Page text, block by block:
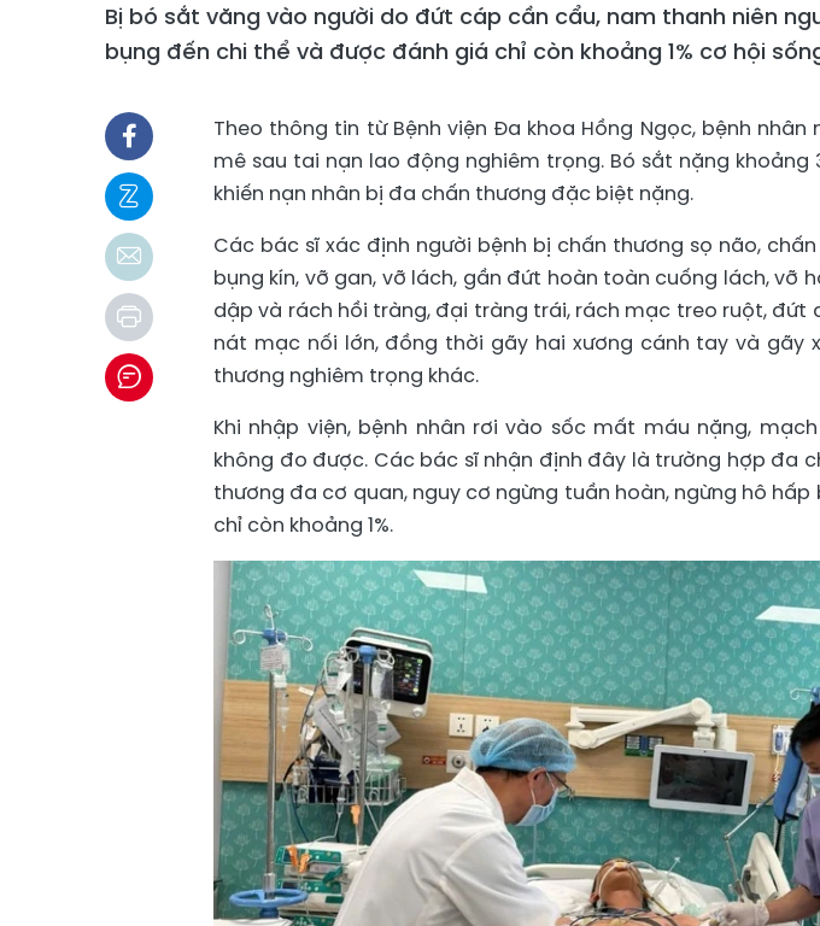
Bị bó sắt văng vào người do đứt cáp cần cẩu, nam thanh niên
bụng đến chi thể và được đánh giá chỉ còn khoảng 1% cơ hội
Theo thông tin từ Bệnh viện Đa khoa Hồng Ngọc, bệnh
mê sau tai nạn lao động nghiêm trọng. Bó sắt nặng
khiến nạn nhân bị đa chấn thương đặc biệt nặng.
Các bác sĩ xác định người bệnh bị chấn thương sọ não,
bụng kín, vỡ gan, vỡ lách, gần đứt hoàn toàn cuống lách, vỡ
dập và rách hồi tràng, đại tràng trái, rách mạc treo ruột,
nát mạc nối lớn, đồng thời gãy hai xương cánh tay và gãy
thương nghiêm trọng khác.
Khi nhập viện, bệnh nhân rơi vào sốc mất máu nặng,
không đo được. Các bác sĩ nhận định đây là trường hợp đa
thương đa cơ quan, nguy cơ ngừng tuần hoàn, ngừng hô
chỉ còn khoảng 1%.